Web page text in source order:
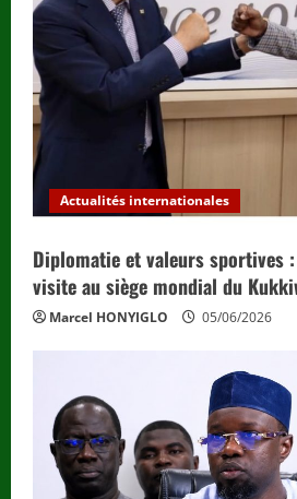
d
i
n
g
Actualités internationales
Diplomatie et valeurs sportives
visite au siège mondial du
Marcel HONYIGLO 05/06/2026